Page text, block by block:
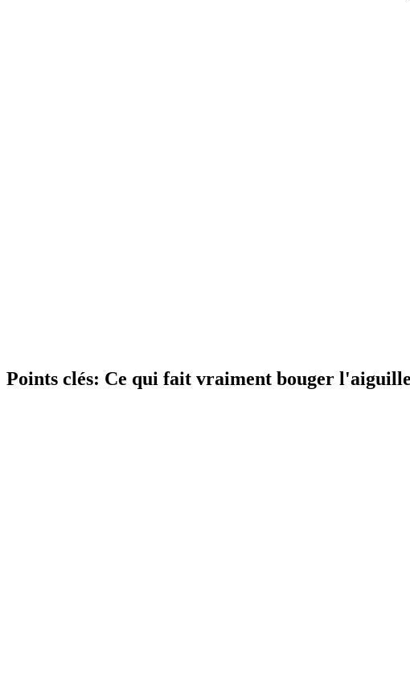
Points clés: Ce qui fait vraiment bouger